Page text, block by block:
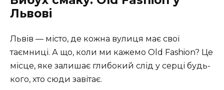
Львові
Львів — місто, де кожна вулиця має свої
таємниці. А що, коли ми кажемо Old Fashion? Це
місце, яке залишає глибокий слід у серці будь-
кого, хто сюди завітає.